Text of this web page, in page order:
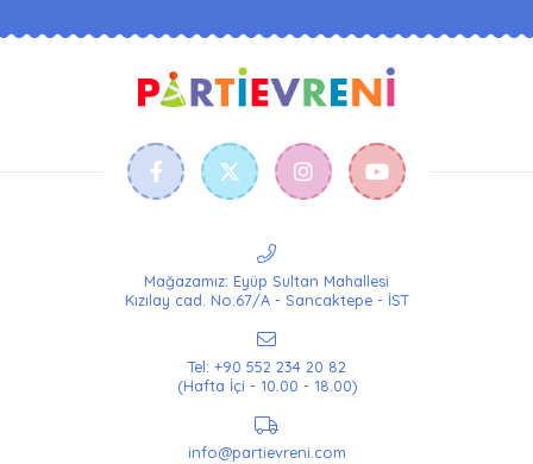
Mağazamız: Eyüp Sultan Mahallesi
Kızılay cad. No:67/A - Sancaktepe - İST
Tel: +90 552 234 20 82
(Hafta İçi - 10.00 - 18.00)
info@partievreni.com